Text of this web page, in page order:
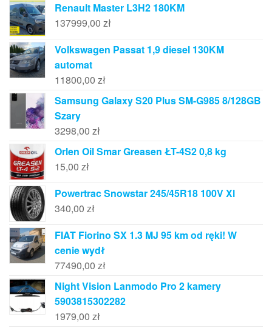
Renault Master L3H2 180KM
137999,00 zł
Volkswagen Passat 1,9 diesel 130KM
automat
11800,00 zł
Samsung Galaxy S20 Plus SM-G985 8/128GB
Szary
3298,00 zł
Orlen Oil Smar Greasen ŁT-4S2 0,8 kg
15,00 zł
Powertrac Snowstar 245/45R18 100V Xl
340,00 zł
FIAT Fiorino SX 1.3 MJ 95 km od ręki! W
cenie wydł
77490,00 zł
Night Vision Lanmodo Pro 2 kamery
5903815302282
1979,00 zł